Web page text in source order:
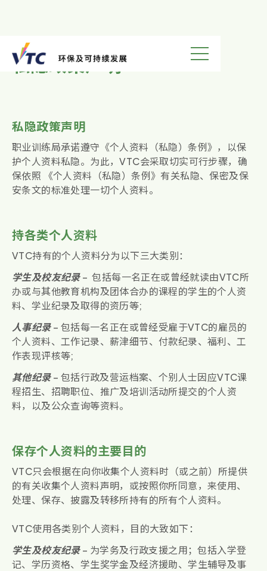
私隐政策声明
私隐政策声明
职业训练局承诺遵守《个人资料（私隐）条例》，以保
护个人资料私隐。为此，VTC会采取切实可行步骤，确
保依照 《个人资料（私隐）条例》有关私隐、保密及保
安条文的标准处理一切个人资料。
持各类个人资料
VTC持有的个人资料分为以下三大类别：
学生及校友纪录– 包括每一名正在或曾经就读由VTC所
办或与其他教育机构及团体合办的课程的学生的个人资
料、学业纪录及取得的资历等;
人事纪录– 包括每一名正在或曾经受雇于VTC的雇员的
个人资料、工作记录、薪津细节、付款纪录、福利、工
作表现评核等;
其他纪录– 包括行政及营运档案、个别人士因应VTC课
程招生、招聘职位、推广及培训活动所提交的个人资
料，以及公众查询等资料。
保存个人资料的主要目的
VTC只会根据在向你收集个人资料时（或之前）所提供
的有关收集个人资料声明，或按照你所同意，来使用、
处理、保存、披露及转移所持有的所有个人资料。
VTC使用各类别个人资料，目的大致如下：
学生及校友纪录– 为学务及行政支援之用；包括入学登
记、学历资格、学生奖学金及经济援助、学生辅导及事